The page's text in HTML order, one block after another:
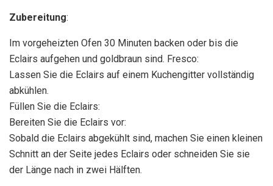
Zubereitung:
Im vorgeheizten Ofen 30 Minuten backen oder bis die
Eclairs aufgehen und goldbraun sind. Fresco:
Lassen Sie die Eclairs auf einem Kuchengitter vollständig
abkühlen.
Füllen Sie die Eclairs:
Bereiten Sie die Eclairs vor:
Sobald die Eclairs abgekühlt sind, machen Sie einen kleinen
Schnitt an der Seite jedes Eclairs oder schneiden Sie sie
der Länge nach in zwei Hälften.